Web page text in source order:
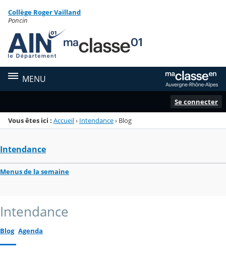
Menu de la rubrique
Contenu
Collège Roger Vailland
Poncin
MENU
Se connecter
Vous êtes ici : Accueil› Intendance› Blog
Intendance
Menus de la semaine
Intendance
Blog Agenda